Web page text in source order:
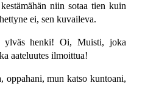
niin sotaa tien kuin
ei, sen kuvaileva.
ylväs henki! Oi, Muisti, joka
aateluutes ilmoittua!
oppahani, mun katso kuntoani,